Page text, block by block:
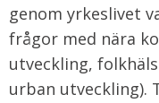
genom yrkeslivet
frågor med nära
utveckling,
urban utveckling).